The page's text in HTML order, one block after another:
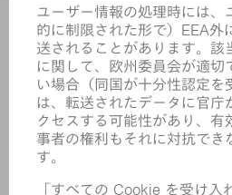
サービス
アプリケーション
業界
企業
キャリア
求人情報
企業プロフィール
取締役会
年次報告書
コンプライアンス